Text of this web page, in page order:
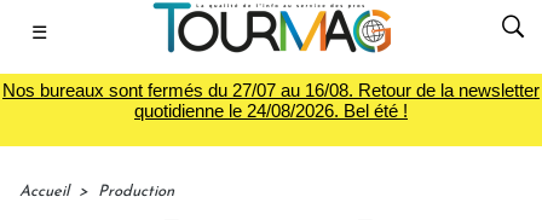
☰
Nos bureaux sont fermés du 27/07 au 16/08. Retour de la newsletter
quotidienne le 24/08/2026. Bel été !
Accueil > Production